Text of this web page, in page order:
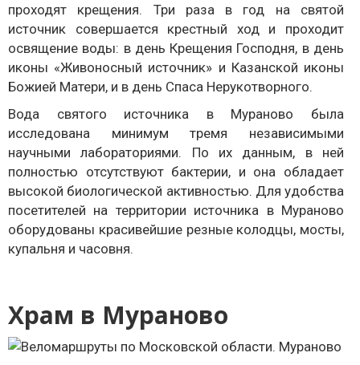
проходят крещения. Три раза в год на святой
источник совершается крестный ход и проходит
освящение воды: в день Крещения Господня, в день
иконы «Живоносный источник» и Казанской иконы
Божией Матери, и в день Спаса Нерукотворного.
Вода святого источника в Мураново была
исследована минимум тремя независимыми
научными лабораториями. По их данным, в ней
полностью отсутствуют бактерии, и она обладает
высокой биологической активностью. Для удобства
посетителей на территории источника в Мураново
оборудованы красивейшие резные колодцы, мосты,
купальня и часовня.
Храм в Мураново